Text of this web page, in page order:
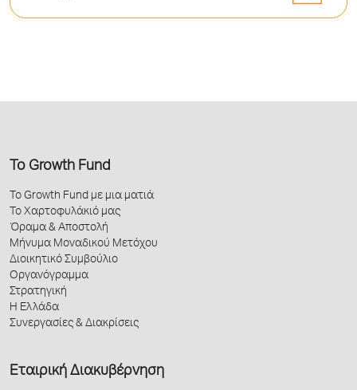
Το Growth Fund
Το Growth Fund με μια ματιά
Το Χαρτοφυλάκιό μας
Όραμα & Αποστολή
Μήνυμα Μοναδικού Μετόχου
Διοικητικό Συμβούλιο
Οργανόγραμμα
Στρατηγική
Η Ελλάδα
Συνεργασίες & Διακρίσεις
Εταιρική Διακυβέρνηση